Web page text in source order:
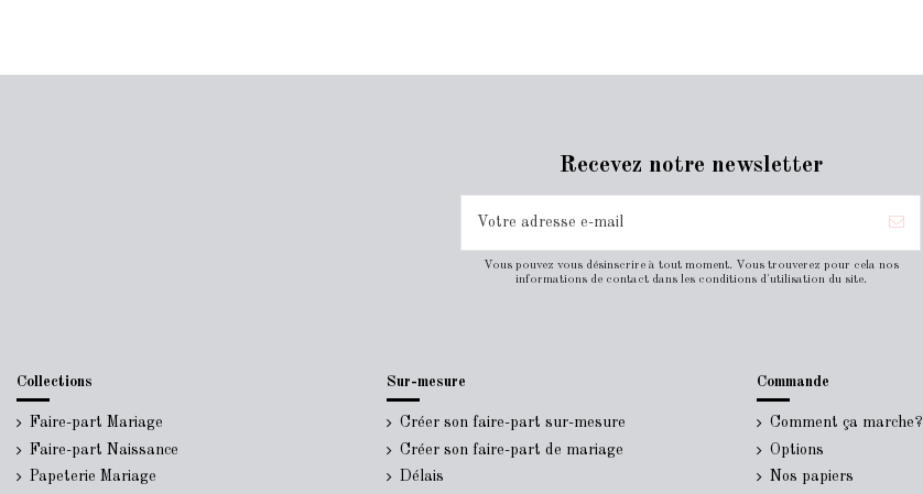
Recevez notre newsletter
Vous pouvez vous désinscrire à tout moment. Vous trouverez pour cela nos
informations de contact dans les conditions d'utilisation du site.
Collections
Faire-part Mariage
Faire-part Naissance
Papeterie Mariage
Sur-mesure
Créer son faire-part sur-mesure
Créer son faire-part de mariage
Délais
Commande
Comment ça marche?
Options
Nos papiers